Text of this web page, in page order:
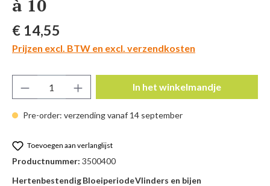
à 10
Normale prijs:
€ 14,55
Prijzen excl. BTW en excl. verzendkosten
Pre-order: verzending vanaf 14 september
Producthoeveelheid: Voer de gewenste
In het winkelmandje
Toevoegen aan verlanglijst
Productnummer: 3500400
HertenbestendigBloeiperiodeVlinders en bijen